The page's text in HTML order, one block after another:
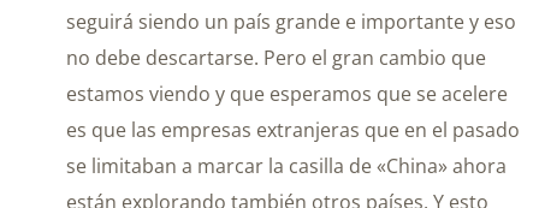
seguirá siendo un país grande e importante y eso
no debe descartarse. Pero el gran cambio que
estamos viendo y que esperamos que se acelere
es que las empresas extranjeras que en el pasado
se limitaban a marcar la casilla de «China» ahora
están explorando también otros países. Y esto